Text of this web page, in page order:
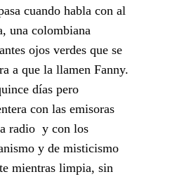
cuando habla con al
una colombiana
ojos verdes que se
a que la llamen Fanny.
días pero
con las emisoras
radio y con los
y de misticismo
mientras limpia, sin